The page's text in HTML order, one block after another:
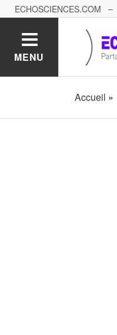
ECHOSCIENCES.COM
MENU
Accueil